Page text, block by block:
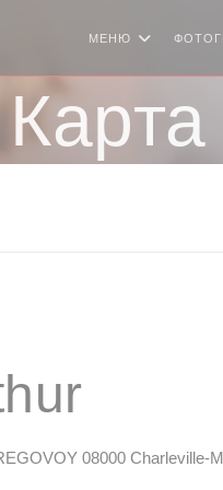
МЕНЮ
08000 Charleville-